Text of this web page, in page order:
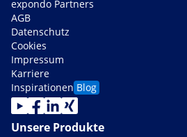
expondo Partners
AGB
Datenschutz
Cookies
Impressum
Karriere
Inspirationen Blog
Unsere Produkte